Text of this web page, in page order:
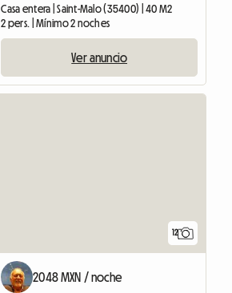
Casa entera | Saint-Malo (35400) | 40 M2
2 pers. | Mínimo 2 noches
Ver anuncio
12
2048 MXN / noche